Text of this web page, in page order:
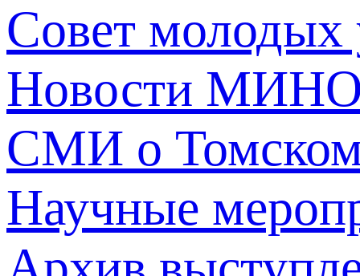
Совет молодых
Новости
СМИ о
Научные